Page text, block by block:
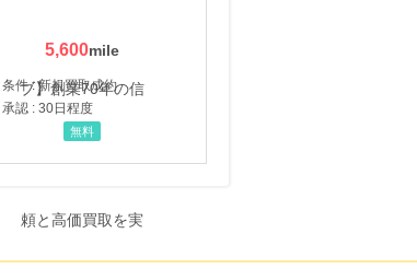
5,600
条件 : 新規買取成約
承認 : 30日程度
無料